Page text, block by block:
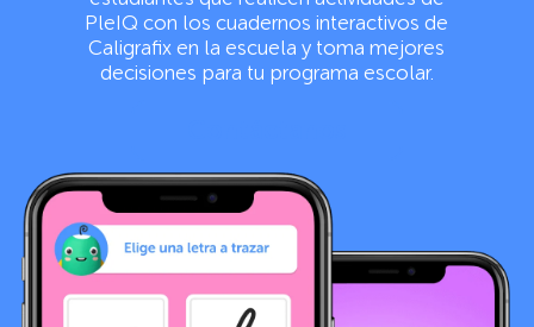
PleIQ con los cuadernos interactivos de
Caligrafix en la escuela y toma mejores
decisiones para tu programa escolar.